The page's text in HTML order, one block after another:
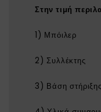
Στην τιμή
1) Μπόιλερ
2) Συλλέκτης
3) Βάση